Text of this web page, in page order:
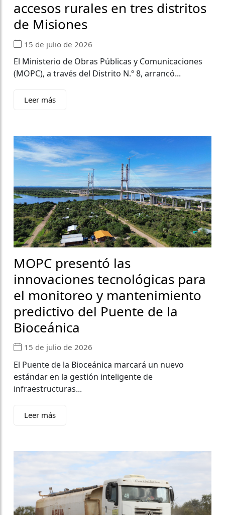
accesos rurales en tres distritos
de Misiones
15 de julio de 2026
El Ministerio de Obras Públicas y Comunicaciones
(MOPC), a través del Distrito N.º 8, arrancó...
Leer más
MOPC presentó las
innovaciones tecnológicas para
el monitoreo y mantenimiento
predictivo del Puente de la
Bioceánica
15 de julio de 2026
El Puente de la Bioceánica marcará un nuevo
estándar en la gestión inteligente de
infraestructuras...
Leer más